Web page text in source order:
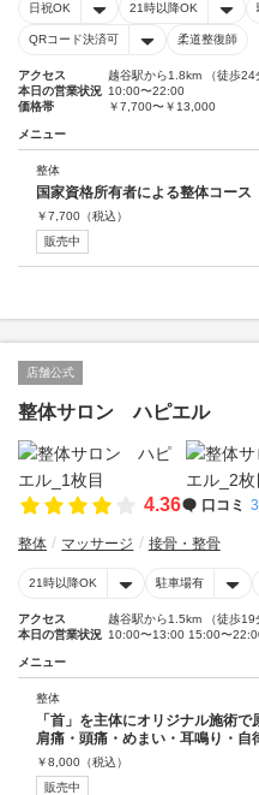
日祝OK 21時以降OK
QRコード決済可 柔道整復師
アクセス
越谷駅から1.8km （徒歩24
本日の営業状況 10:00〜22:00
価格帯
￥7,700〜￥13,000
メニュー
整体
国家資格所有者による整体コース
￥7,700 （税込）
販売中
店舗公式
整体サロン ハピエル
4.36 口コミ
整体 マッサージ 接骨・整骨
21時以降OK 駐車場有
アクセス
越谷駅から1.5km （徒歩19
本日の営業状況 10:00〜13:00 15:00〜
メニュー
整体
「首」を主体にオリジナル
肩痛・頭痛・めまい・耳鳴り・
￥8,000 （税込）
販売中